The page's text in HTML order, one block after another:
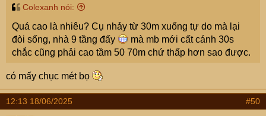
Colexanh nói:
Quá cao là nhiêu? Cụ nhảy từ 30m xuống tự do mà lại
đòi sống, nhà 9 tầng đấy
mà mb mới cất cánh 30s
chắc cũng phải cao tầm 50 70m chứ thấp hơn sao được.
có mấy chục mét bọ
12:13 18/06/2025 #50